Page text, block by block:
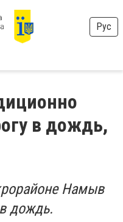
Рус
в дождь,
Намыв
дождь.